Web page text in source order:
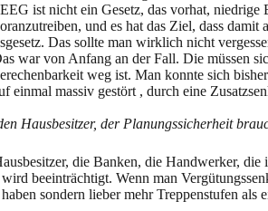
ist nicht ein Gesetz, das vorhat, niedrige
und es hat das Ziel, dass
Das sollte man wirklich nicht
war von Anfang an der Fall. Die müssen
weg ist. Man konnte sich
einmal massiv gestört , durch eine
Hausbesitzer, der Planungssicherheit
die Banken, die Handwerker,
beeinträchtigt. Wenn man
sondern lieber mehr Treppenstufen als